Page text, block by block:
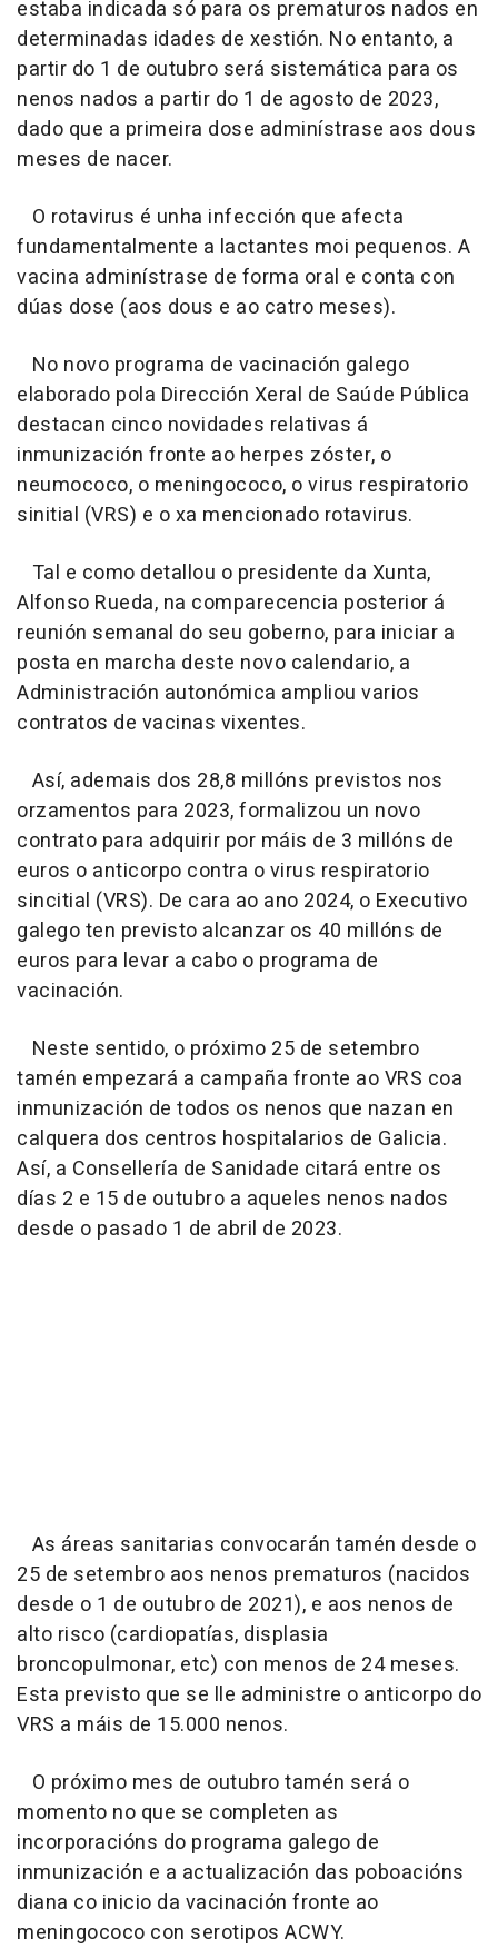
estaba indicada só para os prematuros nados en
determinadas idades de xestión. No entanto, a
partir do 1 de outubro será sistemática para os
nenos nados a partir do 1 de agosto de 2023,
dado que a primeira dose adminístrase aos dous
meses de nacer.
O rotavirus é unha infección que afecta
fundamentalmente a lactantes moi pequenos. A
vacina adminístrase de forma oral e conta con
dúas dose (aos dous e ao catro meses).
No novo programa de vacinación galego
elaborado pola Dirección Xeral de Saúde Pública
destacan cinco novidades relativas á
inmunización fronte ao herpes zóster, o
neumococo, o meningococo, o virus respiratorio
sinitial (VRS) e o xa mencionado rotavirus.
Tal e como detallou o presidente da Xunta,
Alfonso Rueda, na comparecencia posterior á
reunión semanal do seu goberno, para iniciar a
posta en marcha deste novo calendario, a
Administración autonómica ampliou varios
contratos de vacinas vixentes.
Así, ademais dos 28,8 millóns previstos nos
orzamentos para 2023, formalizou un novo
contrato para adquirir por máis de 3 millóns de
euros o anticorpo contra o virus respiratorio
sincitial (VRS). De cara ao ano 2024, o Executivo
galego ten previsto alcanzar os 40 millóns de
euros para levar a cabo o programa de
vacinación.
Neste sentido, o próximo 25 de setembro
tamén empezará a campaña fronte ao VRS coa
inmunización de todos os nenos que nazan en
calquera dos centros hospitalarios de Galicia.
Así, a Consellería de Sanidade citará entre os
días 2 e 15 de outubro a aqueles nenos nados
desde o pasado 1 de abril de 2023.
As áreas sanitarias convocarán tamén desde o
25 de setembro aos nenos prematuros (nacidos
desde o 1 de outubro de 2021), e aos nenos de
alto risco (cardiopatías, displasia
broncopulmonar, etc) con menos de 24 meses.
Esta previsto que se lle administre o anticorpo do
VRS a máis de 15.000 nenos.
O próximo mes de outubro tamén será o
momento no que se completen as
incorporacións do programa galego de
inmunización e a actualización das poboacións
diana co inicio da vacinación fronte ao
meningococo con serotipos ACWY.